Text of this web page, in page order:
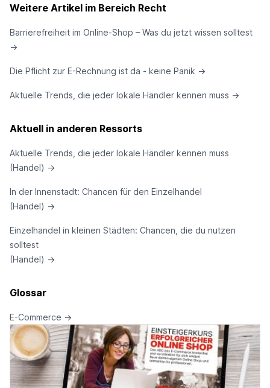
Weitere Artikel im Bereich Recht
Barrierefreiheit im Online-Shop – Was du jetzt wissen solltest
→
Die Pflicht zur E-Rechnung ist da - keine Panik →
Aktuelle Trends, die jeder lokale Händler kennen muss →
Aktuell in anderen Ressorts
Aktuelle Trends, die jeder lokale Händler kennen muss
(Handel) →
In der Innenstadt: Chancen für den Einzelhandel
(Handel) →
Einzelhandel in kleinen Städten: Chancen, die du nutzen
solltest
(Handel) →
Glossar
E-Commerce →